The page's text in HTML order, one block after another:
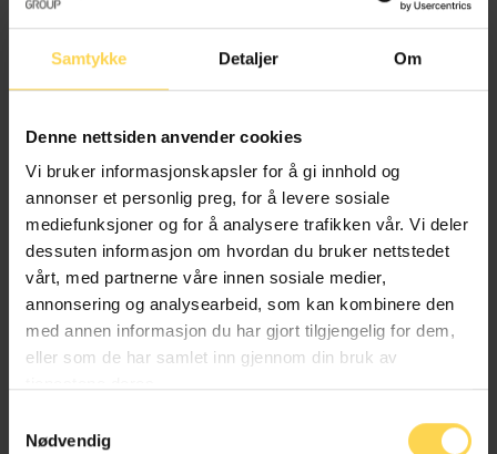
Samtykke Detaljer Om
Denne nettsiden anvender cookies
Vi bruker informasjonskapsler for å gi innhold og
annonser et personlig preg, for å levere sosiale
mediefunksjoner og for å analysere trafikken vår. Vi deler
dessuten informasjon om hvordan du bruker nettstedet
vårt, med partnerne våre innen sosiale medier,
annonsering og analysearbeid, som kan kombinere den
med annen informasjon du har gjort tilgjengelig for dem,
eller som de har samlet inn gjennom din bruk av
Nødvendig
Imran Haider
Trygderett og pensjonsrett